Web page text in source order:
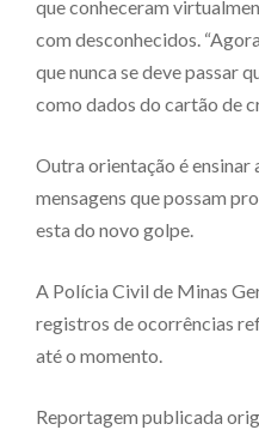
que conheceram
com desconhecidos.
que nunca se deve passar
como dados do cartão de
Outra orientação é ensinar
mensagens que possam
esta do novo golpe.
A Polícia Civil de Minas
registros de ocorrências
até o momento.
Reportagem publicada